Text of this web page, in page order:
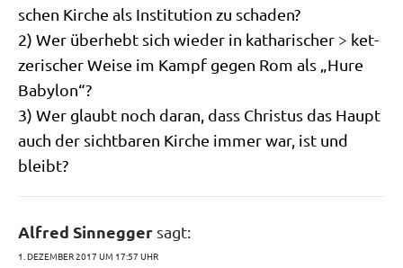
schen Kir­che als Insti­tu­ti­on zu schaden?
2) Wer über­hebt sich wie­der in katha­ri­scher > ket­
ze­ri­scher Wei­se im Kampf gegen Rom als „Hure
Babylon“?
3) Wer glaubt noch dar­an, dass Chri­stus das Haupt
auch der sicht­ba­ren Kir­che immer war, ist und
bleibt?
Alfred Sinnegger sagt:
1. DEZEMBER 2017 UM 17:57 UHR